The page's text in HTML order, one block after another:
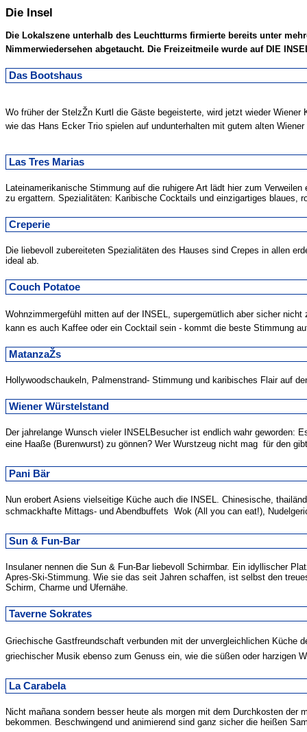
Die Insel
Die Lokalszene unterhalb des Leuchtturms firmierte bereits unter
Nimmerwiedersehen abgetaucht. Die Freizeitmeile wurde auf DIE
Das Bootshaus
Wo früher der StelzŽn Kurtl die Gäste begeisterte, wird jetzt wieder
wie das Hans Ecker Trio spielen auf undunterhalten mit gutem alten
Las Tres Marias
Lateinamerikanische Stimmung auf die ruhigere Art lädt hier zum
zu ergattern. Spezialitäten: Karibische Cocktails und einzigartiges blaues,
Creperie
Die liebevoll zubereiteten Spezialitäten des Hauses sind Crepes in allen
ideal ab.
Couch Potatoe
Wohnzimmergefühl mitten auf der INSEL, supergemütlich aber sicher
kann es auch Kaffee oder ein Cocktail sein - kommt die beste Stimmung
MatanzaŽs
Hollywoodschaukeln, Palmenstrand- Stimmung und karibisches Flair auf
Wiener Würstelstand
Der jahrelange Wunsch vieler INSELBesucher ist endlich wahr geworden:
eine Haaße (Burenwurst) zu gönnen? Wer Wurstzeug nicht mag  für den
Pani Bär
Nun erobert Asiens vielseitige Küche auch die INSEL. Chinesische,
schmackhafte Mittags- und Abendbuffets  Wok (All you can eat!),
Sun & Fun-Bar
Insulaner nennen die Sun & Fun-Bar liebevoll Schirmbar. Ein idyllischer
Apres-Ski-Stimmung. Wie sie das seit Jahren schaffen, ist selbst den
Schirm, Charme und Ufernähe.
Taverne Sokrates
Griechische Gastfreundschaft verbunden mit der unvergleichlichen Küche
griechischer Musik ebenso zum Genuss ein, wie die süßen oder harzigen
La Carabela
Nicht mañana sondern besser heute als morgen mit dem Durchkosten
bekommen. Beschwingend und animierend sind ganz sicher die heißen